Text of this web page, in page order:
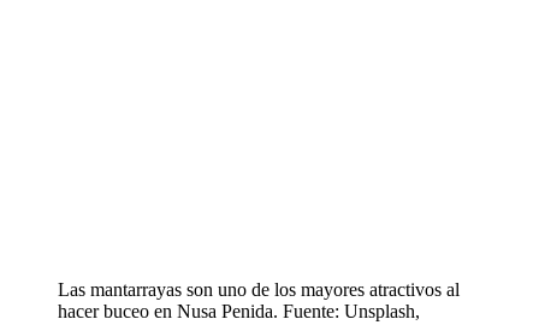
Las mantarrayas son uno de los mayores atractivos al
hacer buceo en Nusa Penida. Fuente: Unsplash,